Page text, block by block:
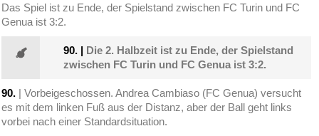
Das Spiel ist zu Ende, der Spielstand zwischen FC Turin und FC
Genua ist 3:2.
90. | Die 2. Halbzeit ist zu Ende, der Spielstand
zwischen FC Turin und FC Genua ist 3:2.
90. | Vorbeigeschossen. Andrea Cambiaso (FC Genua) versucht
es mit dem linken Fuß aus der Distanz, aber der Ball geht links
vorbei nach einer Standardsituation.